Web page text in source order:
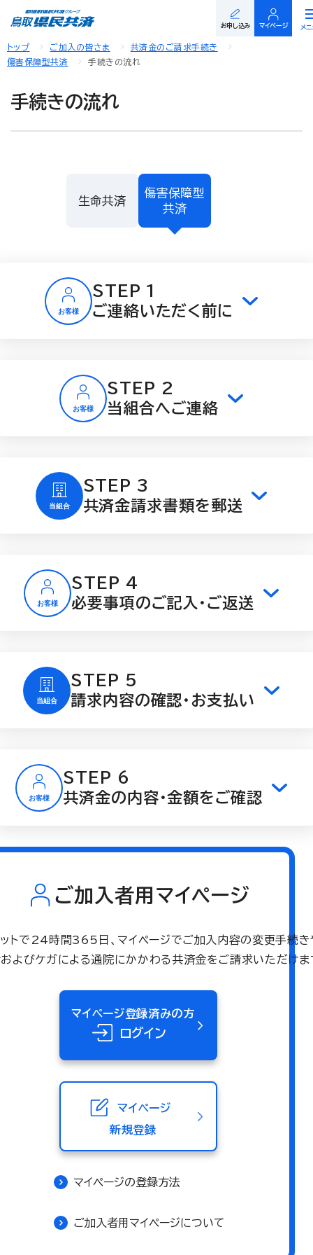
閉
メニ
お申し込み マイページ
トップ ご加入の皆さま
共済金のご請求手続き
傷害保障型共済
手続きの流れ
手続きの流れ
生命共済
傷害保障型
共済
STEP 1
ご連絡いただく前に
STEP 2
当組合へご連絡
STEP 3
共済金請求書類を郵送
STEP 4
必要事項のご記入・ご返送
STEP 5
請求内容の確認・お支払い
STEP 6
共済金の内容・金額をご確認
ご加入者用マイページ
ットで24時間365日、マイページでご加入内容の変更手続き
およびケガによる通院にかかわる共済金をご請求いただけま
マイページ登録済みの方
ログイン
マイページ
新規登録
マイページの登録方法
ご加入者用マイページについて